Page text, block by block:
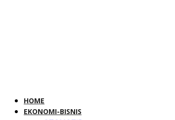
HOME
EKONOMI-BISNIS